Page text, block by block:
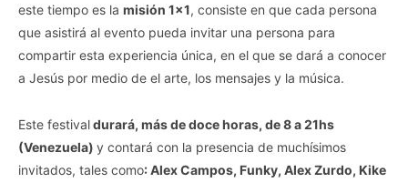
este tiempo es la misión 1×1, consiste en que cada persona
que asistirá al evento pueda invitar una persona para
compartir esta experiencia única, en el que se dará a conocer
a Jesús por medio de el arte, los mensajes y la música.
Este festivaldurará, más de doce horas, de 8 a 21hs
(Venezuela) y contará con la presencia de muchísimos
invitados, tales como: Alex Campos, Funky, Alex Zurdo, Kike